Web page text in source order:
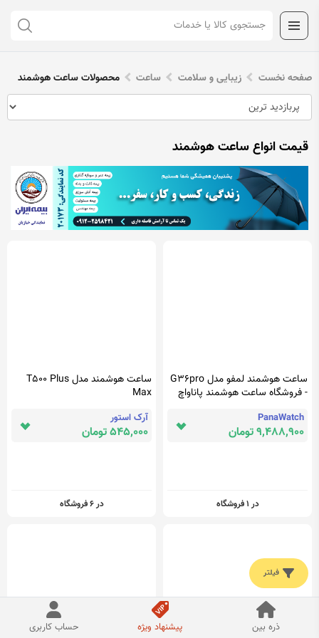
صفحه نخست زیبایی و سلامت ساعت محصولات ساعت هوشمند
قیمت انواع ساعت هوشمند
ساعت هوشمند لمفو مدل G36pro
- فروشگاه ساعت هوشمند پاناواچ
PanaWatch
9,488,900 تومان
در 1 فروشگاه
ساعت هوشمند مدل T500 Plus
Max
آرک استور
545,000 تومان
در 6 فروشگاه
فیلتر
ذره بین پیشنهاد ویژه حساب کاربری